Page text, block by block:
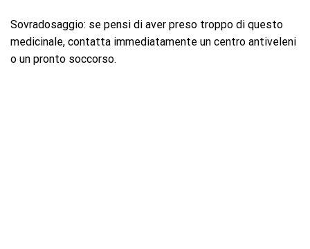
Sovradosaggio: se pensi di aver preso troppo di questo
medicinale, contatta immediatamente un centro antiveleni
o un pronto soccorso.